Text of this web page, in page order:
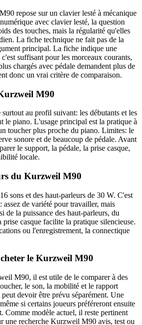
repose sur un clavier lesté à mécanique
avec clavier lesté, la question
des touches, mais la régularité qu'elles
La fiche technique ne fait pas de la
principal. La fiche indique une
suffisant pour les morceaux courants,
chargés avec pédale demandent plus de
donc un vrai critère de comparaison.
M90
au profil suivant: les débutants et les
le piano. L'usage principal est la pratique à
toucher plus proche du piano. Limites: le
sonore et de beaucoup de pédale. Avant
le support, la pédale, la prise casque,
locale.
du Kurzweil M90
sons et des haut-parleurs de 30 W. C'est
assez de variété pour travailler, mais
de la puissance des haut-parleurs, du
prise casque facilite la pratique silencieuse.
ou l'enregistrement, la connectique
le Kurzweil M90
M90, il est utile de le comparer à des
le son, la mobilité et le rapport
devoir être prévu séparément. Une
si certains joueurs préféreront ensuite
Comme modèle actuel, il reste pertinent
une recherche Kurzweil M90 avis, test ou